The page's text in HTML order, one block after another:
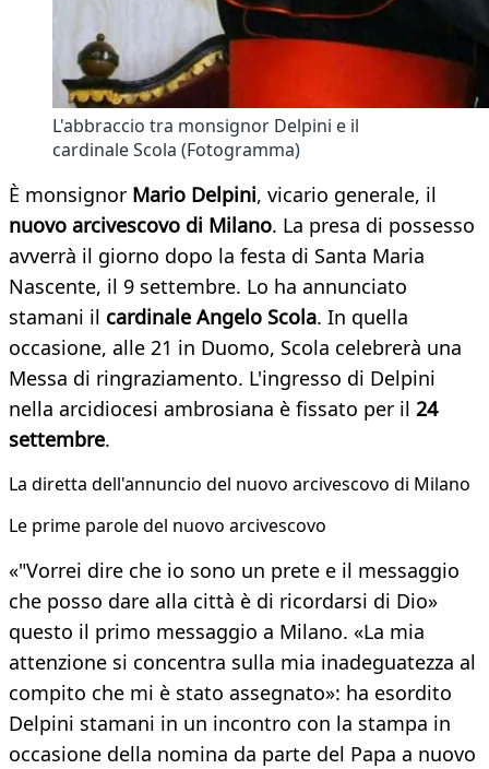
L'abbraccio tra monsignor Delpini e il
cardinale Scola (Fotogramma)
È monsignor Mario Delpini, vicario generale, il
nuovo arcivescovo di Milano. La presa di possesso
avverrà il giorno dopo la festa di Santa Maria
Nascente, il 9 settembre. Lo ha annunciato
stamani il cardinale Angelo Scola. In quella
occasione, alle 21 in Duomo, Scola celebrerà una
Messa di ringraziamento. L'ingresso di Delpini
nella arcidiocesi ambrosiana è fissato per il 24
settembre.
La diretta dell'annuncio del nuovo arcivescovo di Milano
Le prime parole del nuovo arcivescovo
«"Vorrei dire che io sono un prete e il messaggio
che posso dare alla città è di ricordarsi di Dio»
questo il primo messaggio a Milano. «La mia
attenzione si concentra sulla mia inadeguatezza al
compito che mi è stato assegnato»: ha esordito
Delpini stamani in un incontro con la stampa in
occasione della nomina da parte del Papa a nuovo